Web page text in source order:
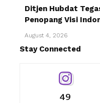
Ditjen Hubdat
Penopang Visi
August 4, 2026
Stay Connected
49